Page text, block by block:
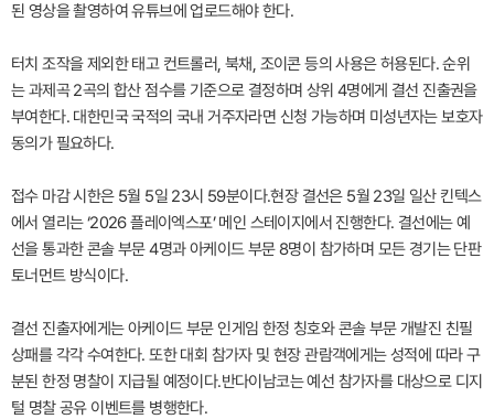
된 영상을 촬영하여 유튜브에 업로드해야 한다.
터치 조작을 제외한 태고 컨트롤러, 북채, 조이콘 등의 사용은 허용된다. 순위
는 과제곡 2곡의 합산 점수를 기준으로 결정하며 상위 4명에게 결선 진출권을
부여한다. 대한민국 국적의 국내 거주자라면 신청 가능하며 미성년자는 보호자
동의가 필요하다.
접수 마감 시한은 5월 5일 23시 59분이다.현장 결선은 5월 23일 일산 킨텍스
에서 열리는 ‘2026 플레이엑스포’ 메인 스테이지에서 진행한다. 결선에는 예
선을 통과한 콘솔 부문 4명과 아케이드 부문 8명이 참가하며 모든 경기는 단판
토너먼트 방식이다.
결선 진출자에게는 아케이드 부문 인게임 한정 칭호와 콘솔 부문 개발진 친필
상패를 각각 수여한다. 또한 대회 참가자 및 현장 관람객에게는 성적에 따라 구
분된 한정 명찰이 지급될 예정이다.반다이남코는 예선 참가자를 대상으로 디지
털 명찰 공유 이벤트를 병행한다.